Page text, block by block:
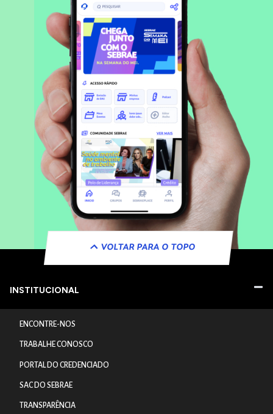
VOLTAR PARA O TOPO
INSTITUCIONAL
ENCONTRE-NOS
TRABALHE CONOSCO
PORTAL DO CREDENCIADO
SAC DO SEBRAE
TRANSPARÊNCIA